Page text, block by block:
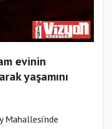
evinin
yaşamını
Mahallesi’nde